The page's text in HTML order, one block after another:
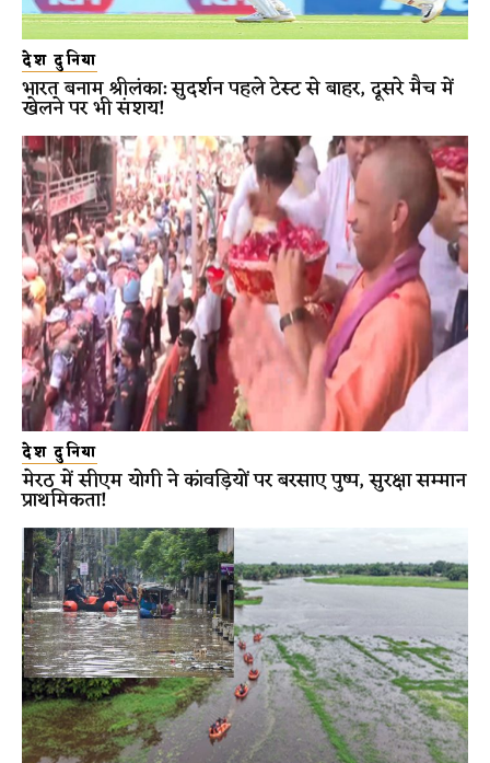
देश दुनिया
भारत बनाम श्रीलंका: सुदर्शन पहले टेस्ट से बाहर, दूसरे मैच में
खेलने पर भी संशय!
देश दुनिया
मेरठ में सीएम योगी ने कांवड़ियों पर बरसाए पुष्प, सुरक्षा सम्मान
प्राथमिकता!